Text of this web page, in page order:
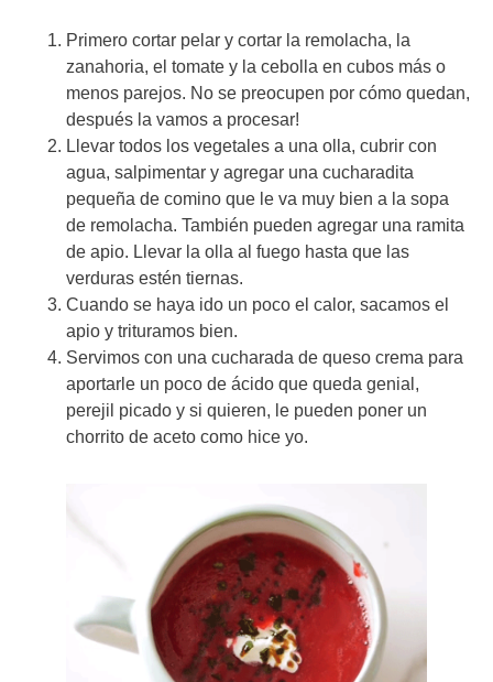
Primero cortar pelar y cortar la remolacha, la
zanahoria, el tomate y la cebolla en cubos más o
menos parejos. No se preocupen por cómo quedan,
después la vamos a procesar!
Llevar todos los vegetales a una olla, cubrir con
agua, salpimentar y agregar una cucharadita
pequeña de comino que le va muy bien a la sopa
de remolacha. También pueden agregar una ramita
de apio. Llevar la olla al fuego hasta que las
verduras estén tiernas.
Cuando se haya ido un poco el calor, sacamos el
apio y trituramos bien.
Servimos con una cucharada de queso crema para
aportarle un poco de ácido que queda genial,
perejil picado y si quieren, le pueden poner un
chorrito de aceto como hice yo.